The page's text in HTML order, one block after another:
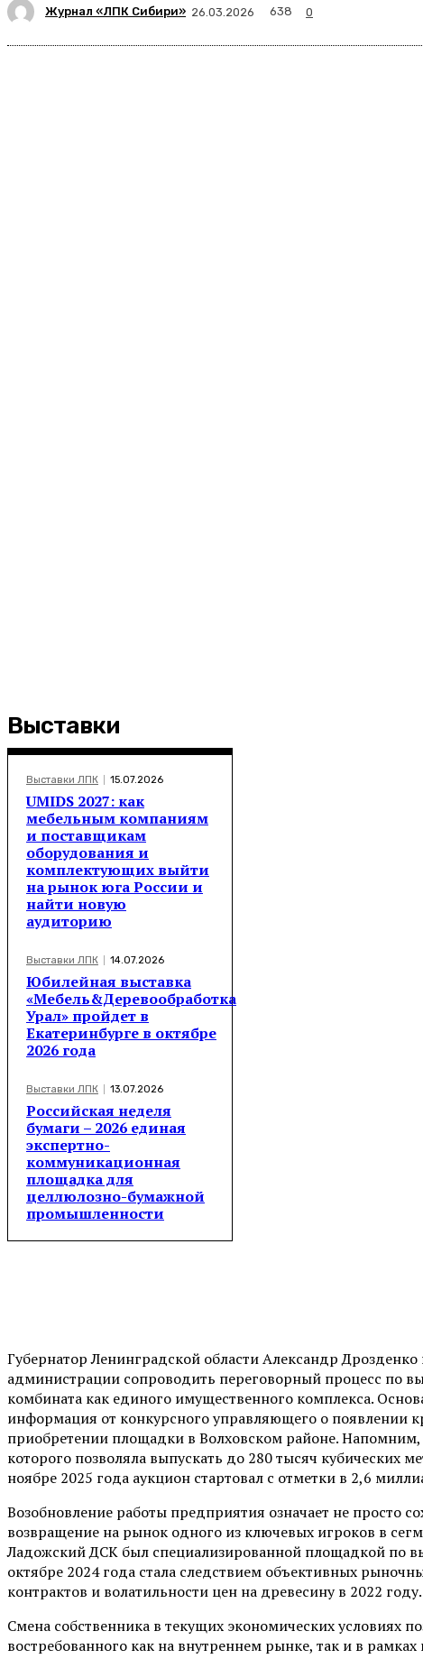
Журнал «ЛПК Сибири» 26.03.2026 638 0
Выставки
Выставки ЛПК 15.07.2026
UMIDS 2027: как
мебельным компаниям
и поставщикам
оборудования и
комплектующих выйти
на рынок юга России и
найти новую
аудиторию
Выставки ЛПК 14.07.2026
Юбилейная выставка
«Мебель&Деревообработка
Урал» пройдет в
Екатеринбурге в октябре
2026 года
Выставки ЛПК 13.07.2026
Российская неделя
бумаги – 2026 единая
экспертно-
коммуникационная
площадка для
целлюлозно-бумажной
промышленности
Губернатор Ленинградской области Александр
администрации сопроводить переговорный процесс по
комбината как единого имущественного комплекса.
информация от конкурсного управляющего о появлении
приобретении площадки в Волховском районе. Напомним,
которого позволяла выпускать до 280 тысяч кубических
ноябре 2025 года аукцион стартовал с отметки в 2,6
Возобновление работы предприятия означает не просто
возвращение на рынок одного из ключевых игроков в
Ладожский ДСК был специализированной площадкой по
октябре 2024 года стала следствием объективных
контрактов и волатильности цен на древесину в 2022 году.
Смена собственника в текущих экономических условиях
востребованного как на внутреннем рынке, так и в